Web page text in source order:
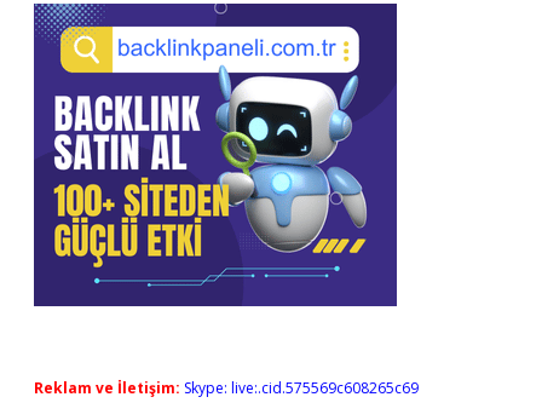
Reklam ve İletişim: Skype: live:.cid.575569c608265c69